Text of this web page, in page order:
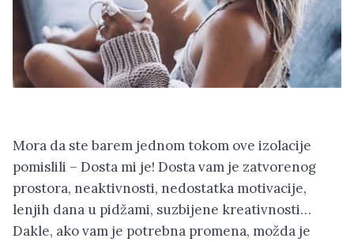
Mora da ste barem jednom tokom ove izolacije
pomislili – Dosta mi je! Dosta vam je zatvorenog
prostora, neaktivnosti, nedostatka motivacije,
lenjih dana u pidžami, suzbijene kreativnosti…
Dakle, ako vam je potrebna promena, možda je